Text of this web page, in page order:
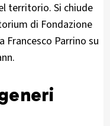
territorio. Si chiude
di Fondazione
Parrino su